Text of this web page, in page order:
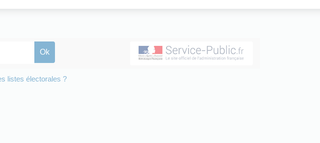
listes électorales ?